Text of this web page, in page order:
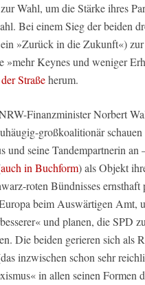
Wahl, um die Stärke ihres
Bei einem Sieg der beiden
»Zurück in die Zukunft«) zur
Keynes und weniger
Straßeherum.
Finanzminister Norbert
großkoalitionär
seine Tandempartnerin an
auch in Buchform) als Objekt
roten Bündnisses
beim Auswärtigen Amt,
und planen, die SPD
Die beiden gerieren sich als
inzwischen schon sehr
in allen seinen Formen